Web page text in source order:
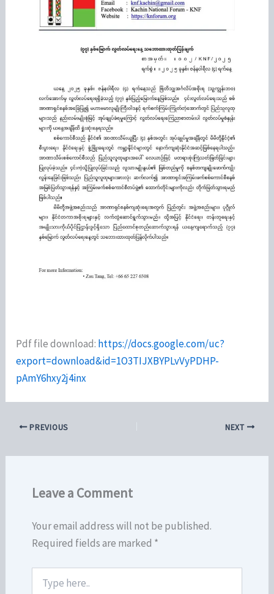
Pdf file download: https://docs.google.com/uc?
export=download&id=1O3TIJXBYPLvVyPDHP-
pAmY6hxy2j4inx
PREVIOUS NEXT
Leave a Comment
Your email address will not be published.
Required fields are marked *
here..